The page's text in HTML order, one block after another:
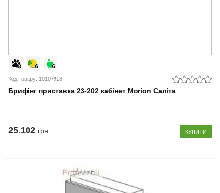
Код товару: 10107918
Брифінг приставка 23-202 кабінет Morion Саліта
25.102 грн КУПИТИ